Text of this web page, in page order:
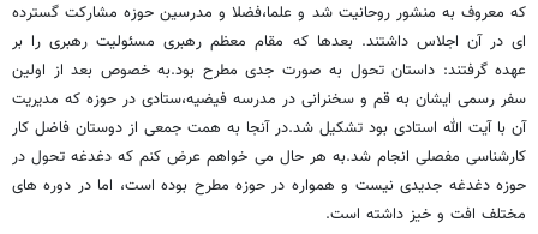
که معروف به منشور روحانیت شد و علما،فضلا و مدرسین حوزه مشارکت گسترده
ای در آن اجلاس داشتند. بعدها که مقام معظم رهبری مسئولیت رهبری را بر
عهده گرفتند: داستان تحول به صورت جدی مطرح بود.به خصوص بعد از اولین
سفر رسمی ایشان به قم و سخنرانی در مدرسه فیضیه،ستادی در حوزه که مدیریت
آن با آیت الله استادی بود تشکیل شد.در آنجا به همت جمعی از دوستان فاضل کار
کارشناسی مفصلی انجام شد.به هر حال می خواهم عرض کنم که دغدغه تحول در
حوزه دغدغه جدیدی نیست و همواره در حوزه مطرح بوده است، اما در دوره های
مختلف افت و خیز داشته است.